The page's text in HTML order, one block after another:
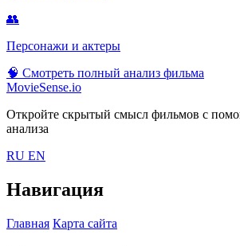
👥
Персонажи и актеры
🧠 Смотреть полный анализ фильма
MovieSense.io
Откройте скрытый смысл фильмов с
анализа
RU EN
Навигация
Главная Карта сайта